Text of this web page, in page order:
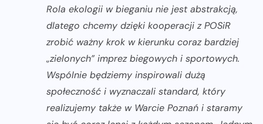
Rola ekologii w bieganiu nie jest abstrakcją,
dlatego chcemy dzięki kooperacji z POSiR
zrobić ważny krok w kierunku coraz bardziej
„zielonych” imprez biegowych i sportowych.
Wspólnie będziemy inspirowali dużą
społeczność i wyznaczali standard, który
realizujemy także w Warcie Poznań i staramy